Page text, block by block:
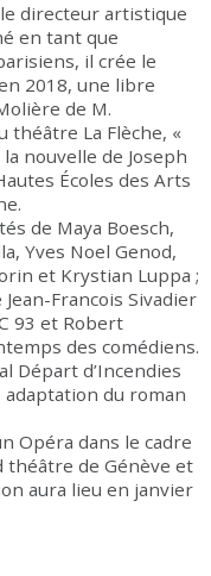
directeur artistique
en tant que
il crée le
2018, une libre
de M.
théâtre La Flèche, «
nouvelle de Joseph
Écoles des Arts
de Maya Boesch,
Yves Noel Genod,
et Krystian Luppa ;
Francois Sivadier
93 et Robert
des comédiens.
Départ d’Incendies
du roman
Opéra dans le cadre
théâtre de Génève et
aura lieu en janvier